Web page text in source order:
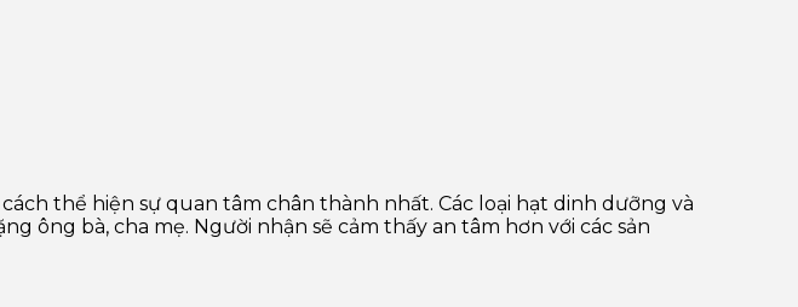
thể hiện sự quan tâm chân thành nhất. Các loại hạt dinh dưỡng và
ông bà, cha mẹ. Người nhận sẽ cảm thấy an tâm hơn với các sản